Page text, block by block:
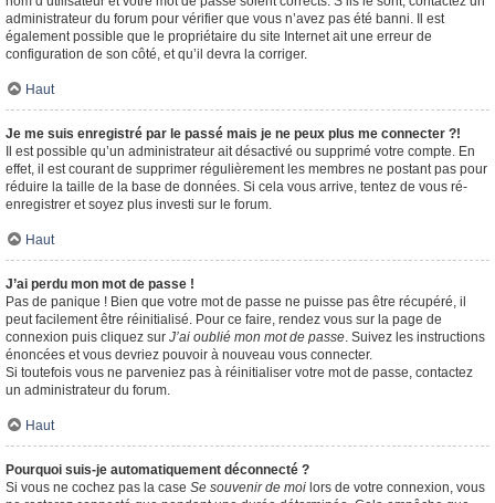
administrateur du forum pour vérifier que vous n’avez pas été banni. Il est
également possible que le propriétaire du site Internet ait une erreur de
configuration de son côté, et qu’il devra la corriger.
Haut
Je me suis enregistré par le passé mais je ne peux plus me connecter ?!
Il est possible qu’un administrateur ait désactivé ou supprimé votre compte. En
effet, il est courant de supprimer régulièrement les membres ne postant pas pour
réduire la taille de la base de données. Si cela vous arrive, tentez de vous ré-
enregistrer et soyez plus investi sur le forum.
Haut
J’ai perdu mon mot de passe !
Pas de panique ! Bien que votre mot de passe ne puisse pas être récupéré, il
peut facilement être réinitialisé. Pour ce faire, rendez vous sur la page de
connexion puis cliquez sur J’ai oublié mon mot de passe. Suivez les instructions
énoncées et vous devriez pouvoir à nouveau vous connecter.
Si toutefois vous ne parveniez pas à réinitialiser votre mot de passe, contactez
un administrateur du forum.
Haut
Pourquoi suis-je automatiquement déconnecté ?
Si vous ne cochez pas la case Se souvenir de moi lors de votre connexion, vous